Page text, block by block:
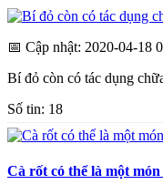
📅 Cập nhật: 2020-04-18
Bí đỏ còn có tác dụng
Số tin: 18
Cà rốt có thể là một